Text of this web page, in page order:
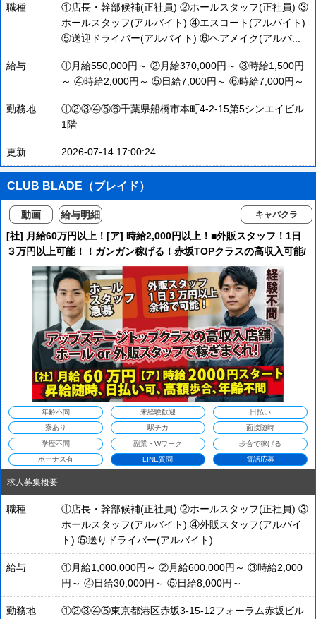
職種
①店長・幹部候補(正社員) ②ホールスタッフ(正社員) ③
ホールスタッフ(アルバイト) ④エスコート(アルバイト)
⑤送迎ドライバー(アルバイト) ⑥ヘアメイク(アルバ...
給与
①月給550,000円～ ②月給370,000円～ ③時給1,500円
～ ④時給2,000円～ ⑤日給7,000円～ ⑥時給7,000円～
勤務地
①②③④⑤⑥千葉県船橋市本町4-2-15第5シンエイビル
1階
更新 2026-07-14 17:00:24
CLUB BLADE（ブレイド）
動画 給与明細 キャバクラ
[社] 月給60万円以上！[ア] 時給2,000円以上！■外販スタッフ！1日
３万円以上可能！！ガンガン稼げる！赤坂TOPクラスの高収入可能/
異業種からの転職大歓迎！！
年齢不問 未経験歓迎 日払い
寮あり 駅チカ 面接随時
学歴不問 副業・Wワーク 歩合で稼げる
ボーナス有 LINE質問 電話応募
求人募集概要
職種
①店長・幹部候補(正社員) ②ホールスタッフ(正社員) ③
ホールスタッフ(アルバイト) ④外販スタッフ(アルバイ
ト) ⑤送りドライバー(アルバイト)
給与
①月給1,000,000円～ ②月給600,000円～ ③時給2,000
円～ ④日給30,000円～ ⑤日給8,000円～
勤務地
①②③④⑤東京都港区赤坂3-15-12フォーラム赤坂ビル